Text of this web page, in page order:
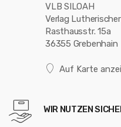
VLB SILOAH
Verlag
Rasthausstr. 15a
36355 Grebenhain
Auf Karte
WIR NUTZEN